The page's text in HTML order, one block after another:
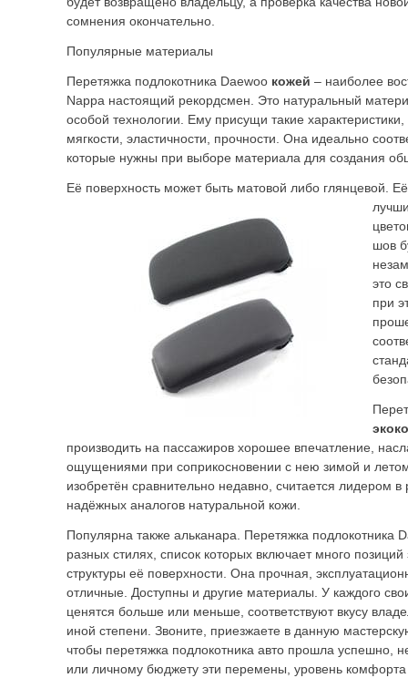
сомнения окончательно.
Популярные материалы
Перетяжка подлокотника Daewoo кожей – наиболее
Nappa настоящий рекордсмен. Это натуральный
особой технологии. Ему присущи такие
мягкости, эластичности, прочности. Она идеально
которые нужны при выборе материала для создания
Её поверхность может быть матовой либо глянцевой.
шов
это
при
производить на пассажиров хорошее впечатление,
ощущениями при соприкосновении с нею зимой и
изобретён сравнительно недавно, считается лидером в
надёжных аналогов натуральной кожи.
Популярна также альканара. Перетяжка подлокотника
разных стилях, список которых включает много позиций
структуры её поверхности. Она прочная,
отличные. Доступны и другие материалы. У каждого
ценятся больше или меньше, соответствуют вкусу
иной степени. Звоните, приезжаете в данную
чтобы перетяжка подлокотника авто прошла успешно,
или личному бюджету эти перемены, уровень